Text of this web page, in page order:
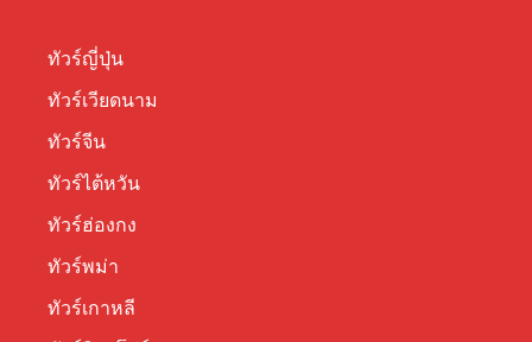
ทัวร์ญี่ปุ่น
ทัวร์เวียดนาม
ทัวร์จีน
ทัวร์ไต้หวัน
ทัวร์ฮ่องกง
ทัวร์พม่า
ทัวร์เกาหลี